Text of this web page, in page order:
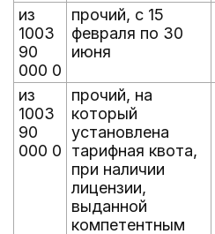
из
1003
90
000 0
прочий, с 15
февраля по 30
июня
из
1003
90
000 0
прочий, на
который
установлена
тарифная квота,
при наличии
лицензии,
выданной
компетентным